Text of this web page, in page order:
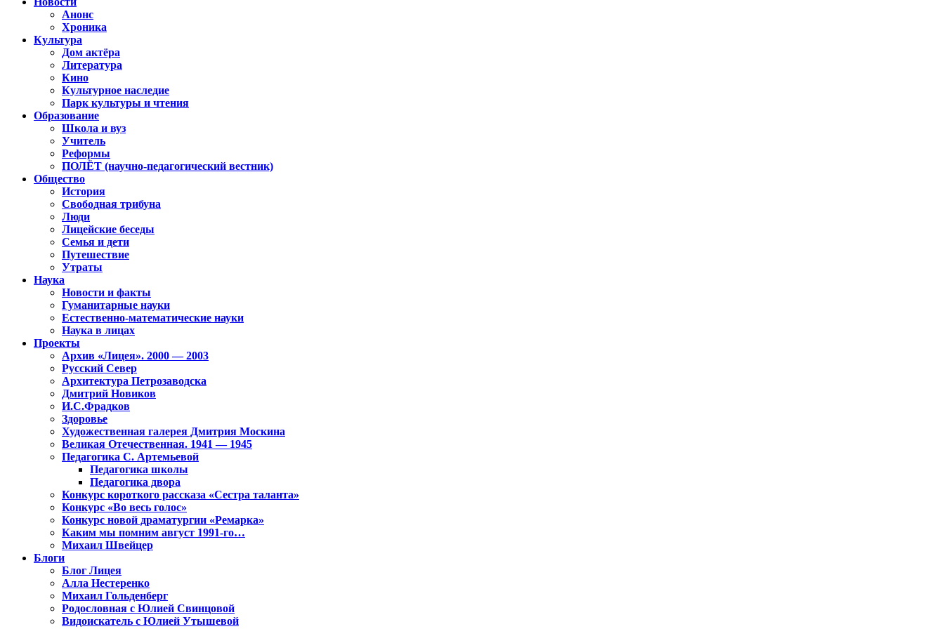
Анонс
Хроника
Культура
Дом актёра
Литература
Кино
Культурное наследие
Парк культуры и чтения
Образование
Школа и вуз
Учитель
Реформы
ПОЛЁТ (научно-педагогический вестник)
Общество
История
Свободная трибуна
Люди
Лицейские беседы
Семья и дети
Путешествие
Утраты
Наука
Новости и факты
Гуманитарные науки
Естественно-математические науки
Наука в лицах
Проекты
Архив «Лицея». 2000 — 2003
Русский Север
Архитектура Петрозаводска
Дмитрий Новиков
И.С.Фрадков
Здоровье
Художественная галерея Дмитрия Москина
Великая Отечественная. 1941 — 1945
Педагогика С. Артемьевой
Педагогика школы
Педагогика двора
Конкурс короткого рассказа «Сестра таланта»
Конкурс «Во весь голос»
Конкурс новой драматургии «Ремарка»
Каким мы помним август 1991-го…
Михаил Швейцер
Блоги
Блог Лицея
Алла Нестеренко
Михаил Гольденберг
Родословная с Юлией Свинцовой
Видоискатель с Юлией Утышевой